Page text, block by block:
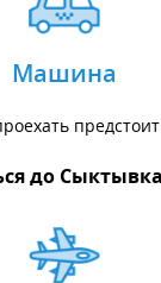
Машина
до